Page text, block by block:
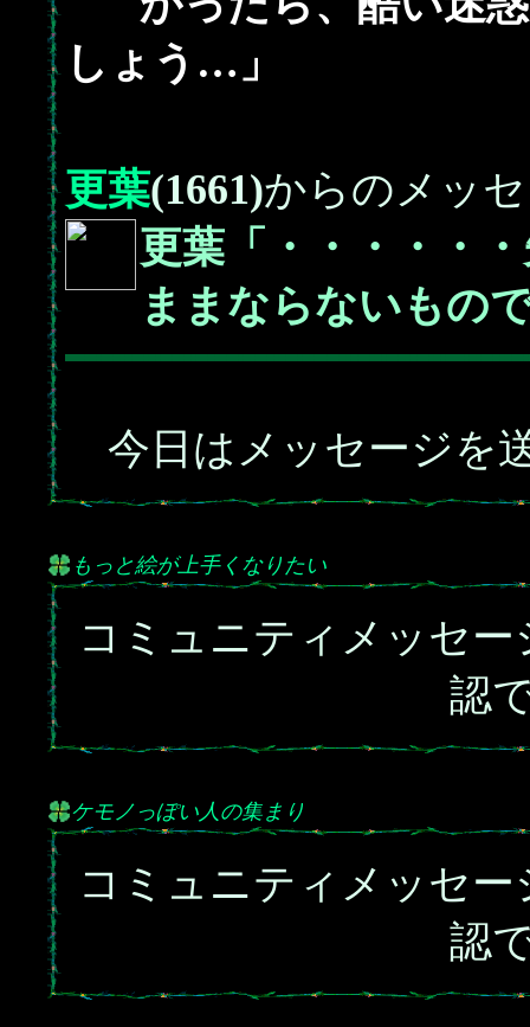
しょう…」
更葉(1661)からのメッ
更葉「・・・・・
ままならないもの
今日はメッセージを
もっと絵が上手くなりたい
コミュニティメッセ
認
ケモノっぽい人の集まり
コミュニティメッセ
認